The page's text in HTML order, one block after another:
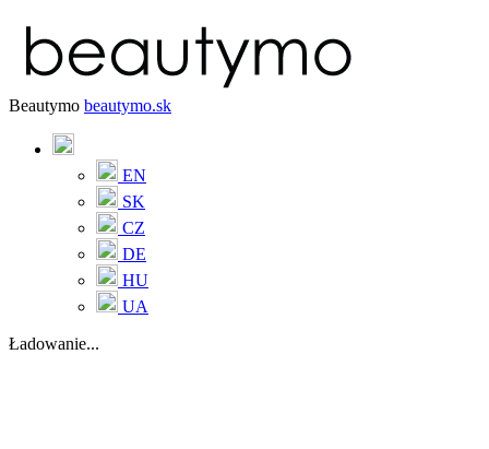
Beautymo beautymo.sk
EN
SK
CZ
DE
HU
UA
Ładowanie...